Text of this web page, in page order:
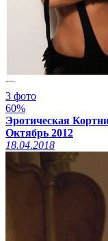
3 фото
60%
Эротическая
Октябрь 2012
18.04.2018